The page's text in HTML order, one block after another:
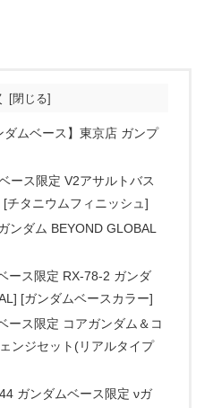
ムベース】東京店 ガンプ
ース限定 V2アサルトバス
[チタニウムフィニッシュ]
ンダム BEYOND GLOBAL
ース限定 RX-78-2 ガンダ
[ガンダムベースカラー]
ース限定 コアガンダム＆コ
ンジセット(リアルタイプ
ガンダムベース限定 νガ